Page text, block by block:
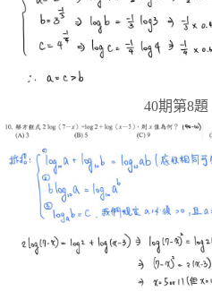
40期第8題